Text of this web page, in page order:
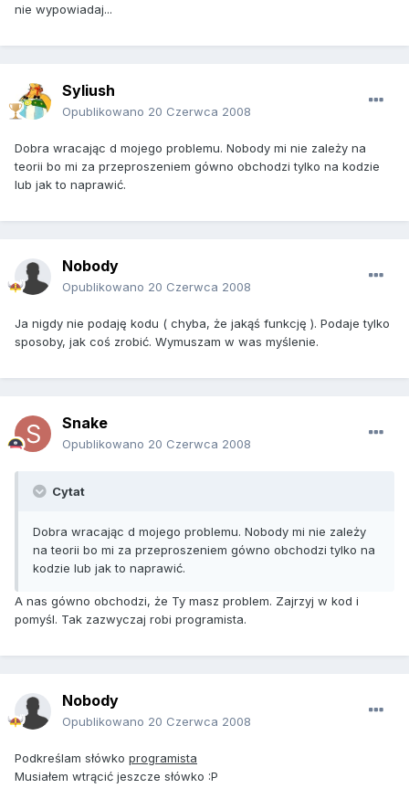
nie wypowiadaj...
Syliush
Opublikowano 20 Czerwca 2008
Dobra wracając d mojego problemu. Nobody mi nie zależy na
teorii bo mi za przeproszeniem gówno obchodzi tylko na kodzie
lub jak to naprawić.
Nobody
Opublikowano 20 Czerwca 2008
Ja nigdy nie podaję kodu ( chyba, że jakąś funkcję ). Podaje tylko
sposoby, jak coś zrobić. Wymuszam w was myślenie.
Snake
Opublikowano 20 Czerwca 2008
Cytat
Dobra wracając d mojego problemu. Nobody mi nie zależy
na teorii bo mi za przeproszeniem gówno obchodzi tylko na
kodzie lub jak to naprawić.
A nas gówno obchodzi, że Ty masz problem. Zajrzyj w kod i
pomyśl. Tak zazwyczaj robi programista.
Nobody
Opublikowano 20 Czerwca 2008
Podkreślam słówko programista
Musiałem wtrącić jeszcze słówko :P